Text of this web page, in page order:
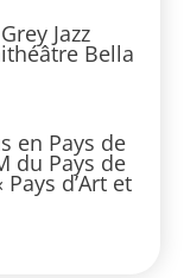
Jazz
Bella
en Pays de
du Pays de
d’Art et